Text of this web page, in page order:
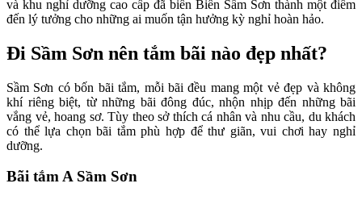
và khu nghỉ dưỡng cao cấp đã biến Biển Sầm Sơn thành một điểm
đến lý tưởng cho những ai muốn tận hưởng kỳ nghỉ hoàn hảo.
Đi Sầm Sơn nên tắm bãi nào đẹp nhất?
Sầm Sơn có bốn bãi tắm, mỗi bãi đều mang một vẻ đẹp và không
khí riêng biệt, từ những bãi đông đúc, nhộn nhịp đến những bãi
vắng vẻ, hoang sơ. Tùy theo sở thích cá nhân và nhu cầu, du khách
có thể lựa chọn bãi tắm phù hợp để thư giãn, vui chơi hay nghỉ
dưỡng.
Bãi tắm A Sầm Sơn